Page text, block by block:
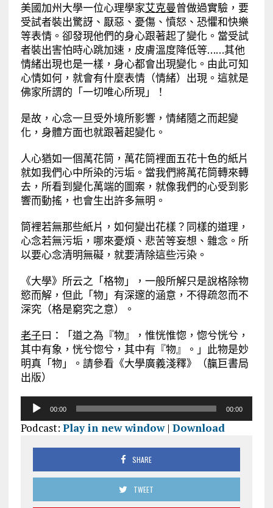
美國加州大學一位心理學家艾克曼曾做過實驗，要
受試者裝出驚訝、厭惡、憂傷、憤怒、恐懼和快樂
等表情。卻發現他們的身心跟著起了變化。當受試
者裝出害怕時心跳加速，皮膚溫度降低等……其他
情緒出現也是一樣，身心都會出現變化。由此可知
心情如何，就會有什麼表情（情緒）出現。這就是
佛家所謂的「一切唯心所現」！
是故，心念一旦受外境所影響，情緒隨之而起變
化，身體方面也就跟著起變化。
人心猶如一個萬花筒，萬花筒裡面五花十色的紙片
就如我們心中所染的污垢。當我們將萬花筒轉來轉
去，所看到變化萬端的圖案，就像我們的心受到影
響而動搖，也會生出許多無明。
筒裡若無那些紙片，如何變出花樣？同樣的道理，
心念若無污垢，哪來憂煩、悲苦等妄想、雜念。所
以要心念清明無礙，就要清除這些污染。
《大學》所云之「格物」，一般所解只是說格除物
慾而解，但此「物」有深邃的涵意，不得疏忽而不
深究（格是窮究之意）。
老子曰：「道之為『物』，惟恍惟惚，惚兮恍兮，
其中有象，恍兮惚兮，其中有『物』。」此物是妙
明真「物」。請參看《大學廣義淺釋》（靝巨書局
出版）
播
00:00 00:00
Podcast: Play in new window| Download
SHARE
TWEET